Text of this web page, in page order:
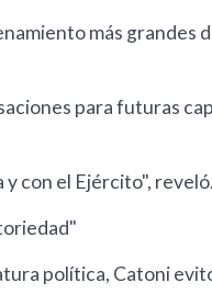
más grandes
para futuras
con el Ejército", reveló.
política, Catoni